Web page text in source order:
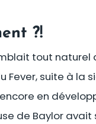
?!
tout naturel
Fever, suite à
en
de Baylor